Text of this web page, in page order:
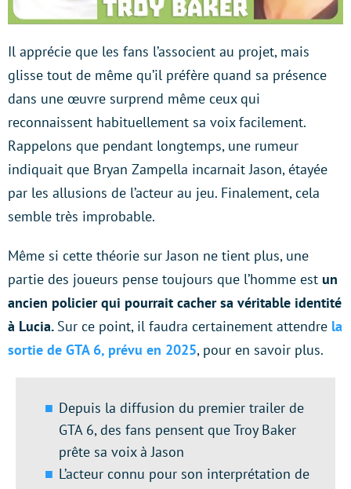
Il apprécie que les fans l’associent au projet, mais
glisse tout de même qu’il préfère quand sa présence
dans une œuvre surprend même ceux qui
reconnaissent habituellement sa voix facilement.
Rappelons que pendant longtemps, une rumeur
indiquait que Bryan Zampella incarnait Jason, étayée
par les allusions de l’acteur au jeu. Finalement, cela
semble très improbable.
Même si cette théorie sur Jason ne tient plus, une
partie des joueurs pense toujours que l’homme est un
ancien policier qui pourrait cacher sa véritable identité
à Lucia. Sur ce point, il faudra certainement attendre la
sortie de GTA 6, prévu en 2025, pour en savoir plus.
Depuis la diffusion du premier trailer de
GTA 6, des fans pensent que Troy Baker
prête sa voix à Jason
L’acteur connu pour son interprétation de